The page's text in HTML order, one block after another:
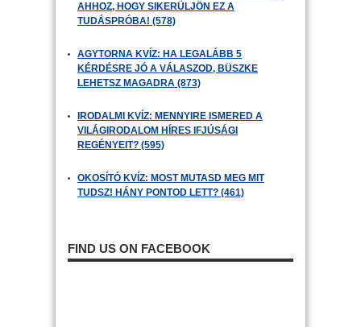
AHHOZ, HOGY SIKERÜLJÖN EZ A
TUDÁSPRÓBA! (578)
AGYTORNA KVÍZ: HA LEGALÁBB 5
KÉRDÉSRE JÓ A VÁLASZOD, BÜSZKE
LEHETSZ MAGADRA (873)
IRODALMI KVÍZ: MENNYIRE ISMERED A
VILÁGIRODALOM HÍRES IFJÚSÁGI
REGÉNYEIT? (595)
OKOSÍTÓ KVÍZ: MOST MUTASD MEG MIT
TUDSZ! HÁNY PONTOD LETT? (461)
FIND US ON FACEBOOK